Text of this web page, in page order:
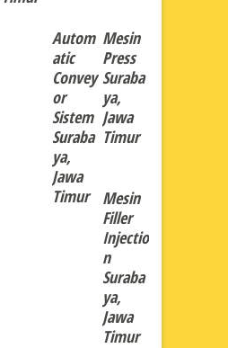
Autom
atic
Convey
or
Sistem
Suraba
ya,
Jawa
Timur
Mesin
Press
Suraba
ya,
Jawa
Timur
Mesin
Filler
Injectio
n
Suraba
ya,
Jawa
Timur